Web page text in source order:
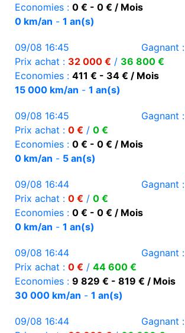
Economies : 0 € - 0 € / Mois
0 km/an - 1 an(s)
09/08 16:45 Gagnant :
Prix achat : 32 000 € / 36 800 €
Economies : 411 € - 34 € / Mois
15 000 km/an - 1 an(s)
09/08 16:45 Gagnant :
Prix achat : 0 € / 0 €
Economies : 0 € - 0 € / Mois
0 km/an - 5 an(s)
09/08 16:44 Gagnant :
Prix achat : 0 € / 0 €
Economies : 0 € - 0 € / Mois
0 km/an - 1 an(s)
09/08 16:44 Gagnant :
Prix achat : 0 € / 44 600 €
Economies : 9 829 € - 819 € / Mois
30 000 km/an - 1 an(s)
09/08 16:44 Gagnant :